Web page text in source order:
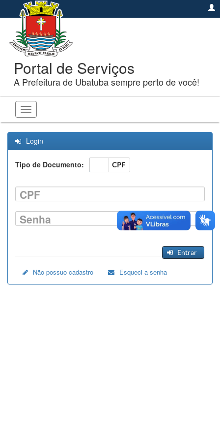
Portal de Serviços
A Prefeitura de Ubatuba sempre perto de você!
Toggle
navigation
Login
Tipo de Documento: CPF
CNPJ
CPF
Senha
Entrar
Não possuo cadastro Esqueci a senha